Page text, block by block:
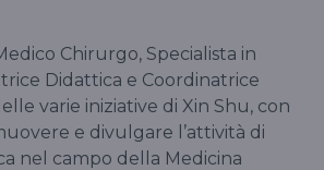
Chirurgo, Specialista in
Didattica e Coordinatrice
varie iniziative di Xin Shu, con
e divulgare l’attività di
nel campo della Medicina